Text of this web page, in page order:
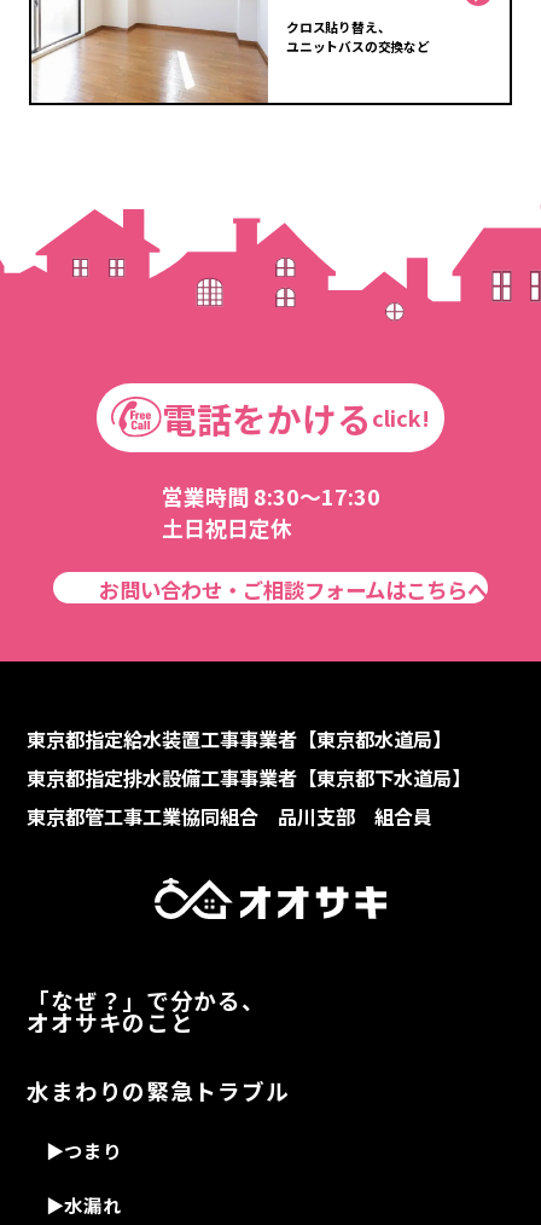
クロス貼り替え、
ユニットバスの交換など
電話をかけるclick!
営業時間 8:30～17:30
土日祝日定休
お問い合わせ・ご相談フォームはこちらへ
東京都指定給水装置工事事業者【東京都水道局】
東京都指定排水設備工事事業者【東京都下水道局】
東京都管工事工業協同組合 品川支部 組合員
「なぜ？」で分かる、
オオサキのこと
水まわりの緊急トラブル
▶つまり
▶水漏れ